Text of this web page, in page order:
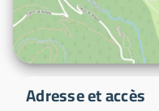
Adresse et accès